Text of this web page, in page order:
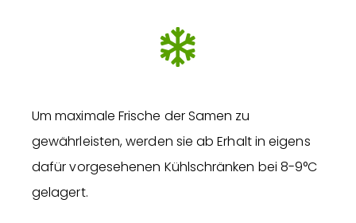
Um maximale Frische der Samen zu
gewährleisten, werden sie ab Erhalt in eigens
dafür vorgesehenen Kühlschränken bei 8-9°C
gelagert.